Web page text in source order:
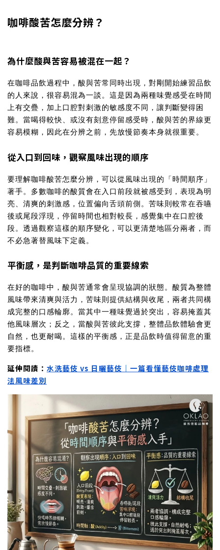
咖啡酸苦怎麼分辨？
為什麼酸與苦容易被混在一起？
在咖啡品飲過程中，酸與苦常同時出現，對剛開始練習品飲
的人來說，很容易混為一談。這是因為兩種味覺感受在時間
上有交疊，加上口腔對刺激的敏感度不同，讓判斷變得困
難。當喝得較快、或沒有刻意停留感受時，酸與苦的界線更
容易模糊，因此在分辨之前，先放慢節奏本身就很重要。
從入口到回味，觀察風味出現的順序
要理解咖啡酸苦怎麼分辨 ，可以從風味出現的「時間順序」
著手。多數咖啡的酸質會在入口前段就被感受到，表現為明
亮、清爽的刺激感，位置偏向舌頭前側。苦味則較常在吞嚥
後或尾段浮現，停留時間也相對較長，感覺集中在口腔後
段。透過觀察這樣的順序變化，可以更清楚地區分兩者，而
不必急著替風味下定義。
平衡感，是判斷咖啡品質的重要線索
在好的咖啡中，酸與苦通常會呈現協調的狀態。酸質為整體
風味帶來清爽與活力，苦味則提供結構與收尾，兩者共同構
成完整的口感輪廓。當其中一種味覺過於突出，容易掩蓋其
他風味層次；反之，當酸與苦彼此支撐，整體品飲體驗會更
自然，也更耐喝。這樣的平衡感，正是品飲時值得留意的重
要指標。
延伸閱讀： 水洗藝伎 vs 日曬藝伎｜一篇看懂藝伎咖啡處理
法風味差別